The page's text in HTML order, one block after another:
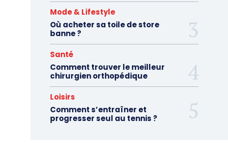
Mode & Lifestyle
Où acheter sa toile de store
banne ?
Santé
Comment trouver le meilleur
chirurgien orthopédique
Loisirs
Comment s’entraîner et
progresser seul au tennis ?